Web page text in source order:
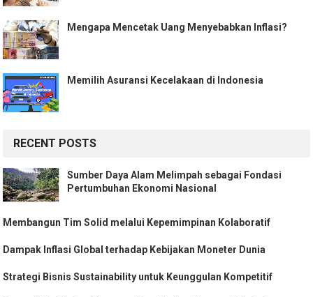
Mengapa Mencetak Uang Menyebabkan Inflasi?
Memilih Asuransi Kecelakaan di Indonesia
RECENT POSTS
Sumber Daya Alam Melimpah sebagai Fondasi
Pertumbuhan Ekonomi Nasional
Membangun Tim Solid melalui Kepemimpinan Kolaboratif
Dampak Inflasi Global terhadap Kebijakan Moneter Dunia
Strategi Bisnis Sustainability untuk Keunggulan Kompetitif